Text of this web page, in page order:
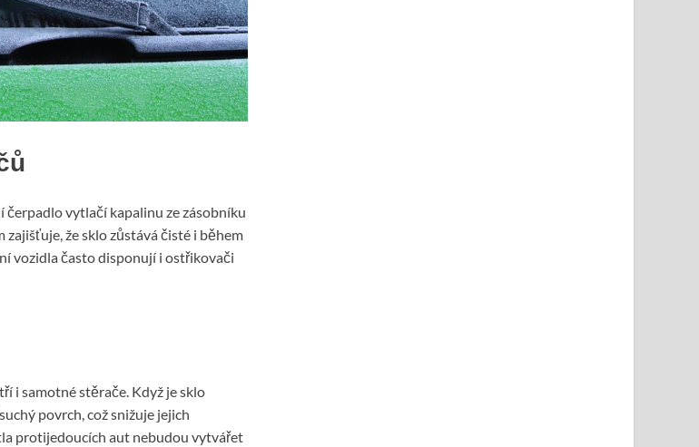
čerpadlo vytlačí kapalinu ze zásobníku
že sklo zůstává čisté i během
vozidla často disponují i ostřikovači
i samotné stěrače. Když je sklo
povrch, což snižuje jejich
protijedoucích aut nebudou vytvářet